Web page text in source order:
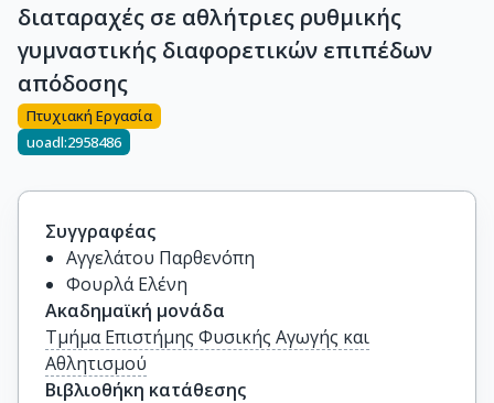
διαταραχές σε αθλήτριες ρυθμικής
γυμναστικής διαφορετικών επιπέδων
απόδοσης
Πτυχιακή Εργασία
uoadl:2958486
Συγγραφέας
Αγγελάτου Παρθενόπη
Φουρλά Ελένη
Ακαδημαϊκή μονάδα
Τμήμα Επιστήμης Φυσικής Αγωγής και
Αθλητισμού
Βιβλιοθήκη κατάθεσης